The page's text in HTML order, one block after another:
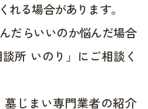
れる場合があります。
だらいいのか悩んだ場合
所 いのり」にご相談く
じまい専門業者の紹介